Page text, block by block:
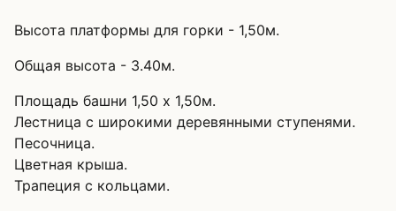
Высота платформы для горки - 1,50м.
Общая высота - 3.40м.
Площадь башни 1,50 х 1,50м.
Лестница с широкими деревянными ступенями.
Песочница.
Цветная крыша.
Трапеция с кольцами.